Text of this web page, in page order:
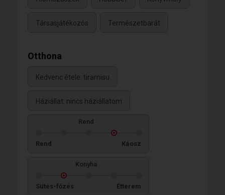
Társasjátékozós Természetbarát
Otthona
Kedvenc étele: tiramisu
Háziállat: nincs háziállatom
Rend
Rend Káosz
Konyha
Sütés-főzés Étterem